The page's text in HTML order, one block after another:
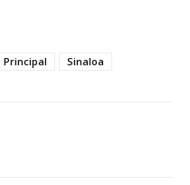
Principal Sinaloa